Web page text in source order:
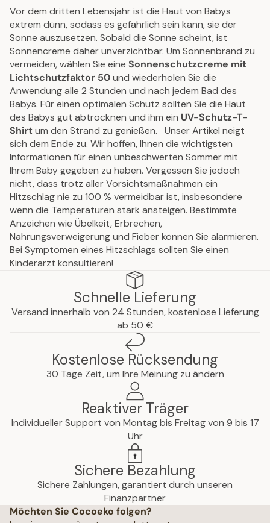
Vor dem dritten Lebensjahr ist die Haut von Babys
extrem dünn, sodass es gefährlich sein kann, sie der
Sonne auszusetzen. Sobald die Sonne scheint, ist
Sonnencreme daher unverzichtbar. Um Sonnenbrand zu
vermeiden, wählen Sie eine Sonnenschutzcreme mit
Lichtschutzfaktor 50und wiederholen Sie die
Anwendung alle 2 Stunden und nach jedem Bad des
Babys. Für einen optimalen Schutz sollten Sie die Haut
des Babys gut abtrocknen und ihm ein UV-Schutz-T-
Shirtum den Strand zu genießen.
Unser Artikel neigt
sich dem Ende zu. Wir hoffen, Ihnen die wichtigsten
Informationen für einen unbeschwerten Sommer mit
Ihrem Baby gegeben zu haben. Vergessen Sie jedoch
nicht, dass trotz aller Vorsichtsmaßnahmen ein
Hitzschlag nie zu 100 % vermeidbar ist, insbesondere
wenn die Temperaturen stark ansteigen. Bestimmte
Anzeichen wie Übelkeit, Erbrechen,
Nahrungsverweigerung und Fieber können Sie alarmieren.
Bei Symptomen eines Hitzschlags sollten Sie einen
Kinderarzt konsultieren!
Schnelle Lieferung
Versand innerhalb von 24 Stunden, kostenlose Lieferung
ab 50 €
Kostenlose Rücksendung
30 Tage Zeit, um Ihre Meinung zu ändern
Reaktiver Träger
Individueller Support von Montag bis Freitag von 9 bis 17
Uhr
Sichere Bezahlung
Sichere Zahlungen, garantiert durch unseren
Finanzpartner
Möchten Sie Cocoeko folgen?
Hinweise